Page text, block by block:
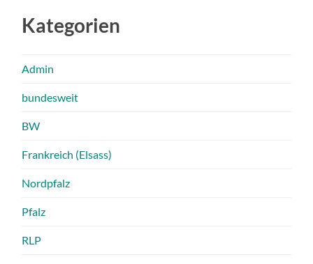
Kategorien
Admin
bundesweit
BW
Frankreich (Elsass)
Nordpfalz
Pfalz
RLP